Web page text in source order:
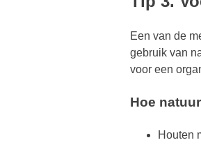
Een van de
gebruik van
voor een
Hoe
Houten